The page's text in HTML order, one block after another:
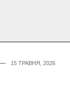
15 ТРАВНЯ, 2026